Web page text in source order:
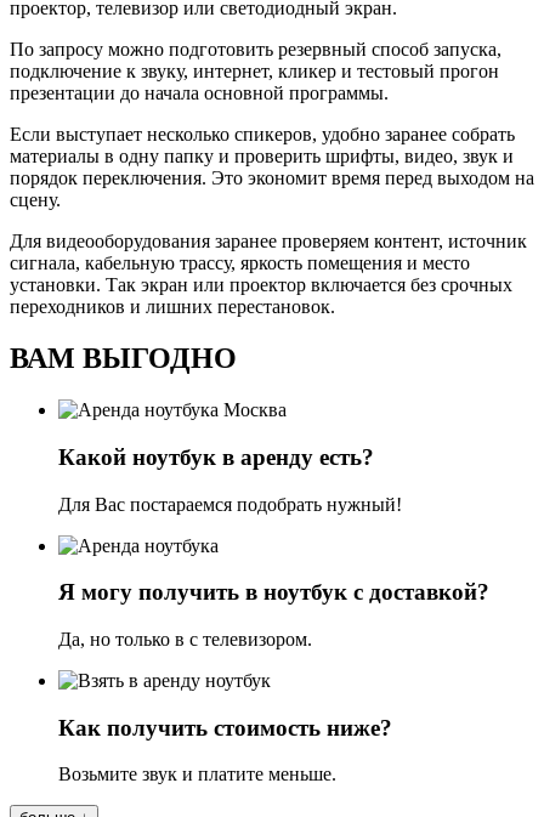
проектор, телевизор или светодиодный экран.
По запросу можно подготовить резервный способ запуска,
подключение к звуку, интернет, кликер и тестовый прогон
презентации до начала основной программы.
Если выступает несколько спикеров, удобно заранее собрать
материалы в одну папку и проверить шрифты, видео, звук и
порядок переключения. Это экономит время перед выходом на
сцену.
Для видеооборудования заранее проверяем контент, источник
сигнала, кабельную трассу, яркость помещения и место
установки. Так экран или проектор включается без срочных
переходников и лишних перестановок.
ВАМ ВЫГОДНО
Какой ноутбук в аренду есть?
Для Вас постараемся подобрать нужный!
Я могу получить в ноутбук с доставкой?
Да, но только в с телевизором.
Как получить стоимость ниже?
Возьмите звук и платите меньше.